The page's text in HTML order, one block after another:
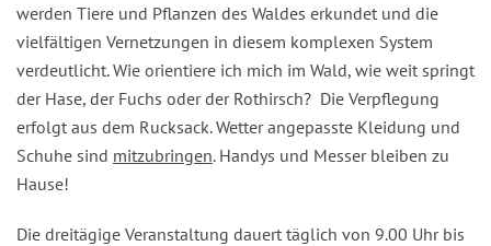
werden Tiere und Pflanzen des Waldes erkundet und die
vielfältigen Vernetzungen in diesem komplexen System
verdeutlicht. Wie orientiere ich mich im Wald, wie weit springt
der Hase, der Fuchs oder der Rothirsch? Die Verpflegung
erfolgt aus dem Rucksack. Wetter angepasste Kleidung und
Schuhe sind mitzubringen. Handys und Messer bleiben zu
Hause!
Die dreitägige Veranstaltung dauert täglich von 9.00 Uhr bis